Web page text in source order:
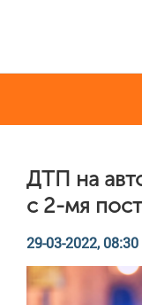
ДТП на
с 2-мя
29-03-2022, 08:30